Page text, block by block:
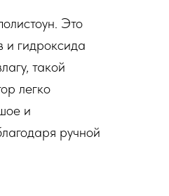
Это
и гидроксида
такой
легко
и
ручной